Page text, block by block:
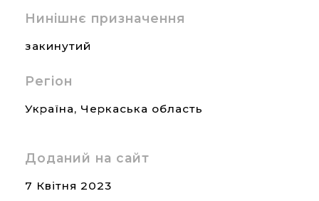
Нинішнє призначення
закинутий
Регіон
Україна, Черкаська область
Доданий на сайт
7 Квітня 2023